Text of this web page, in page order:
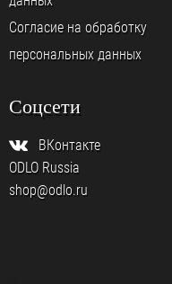
Согласие на обработку
персональных данных
Соцсети
ВКонтакте
ODLO Russia
shop@odlo.ru